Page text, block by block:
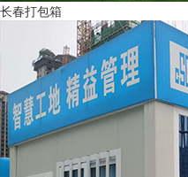
长春打包箱